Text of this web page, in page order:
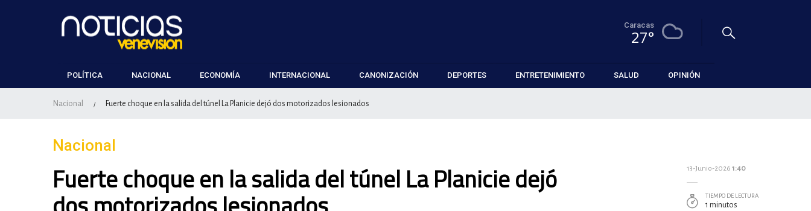
Caracas
27°
POLÍTICA NACIONAL ECONOMÍA INTERNACIONAL CANONIZACIÓN DEPORTES ENTRETENIMIENTO SALUD OPINIÓN
Nacional / Fuerte choque en la salida del túnel La Planicie dejó dos motorizados lesionados
Nacional
Fuerte choque en la salida del túnel La Planicie dejó 13-Junio-2026 1:40
TIEMPO DE LECTURA
1 minutos